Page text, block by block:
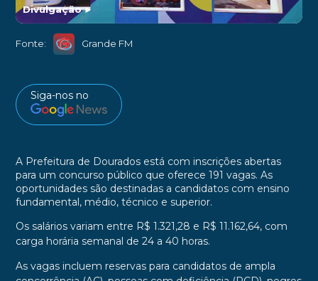
Divulgação►
Fonte: Grande FM
Siga-nos no
A Prefeitura de Dourados está com inscrições abertas
para um concurso público que oferece 191 vagas. As
oportunidades são destinadas a candidatos com ensino
fundamental, médio, técnico e superior.
Os salários variam entre R$ 1.321,28 e R$ 11.162,64, com
carga horária semanal de 24 a 40 horas.
As vagas incluem reservas para candidatos de ampla